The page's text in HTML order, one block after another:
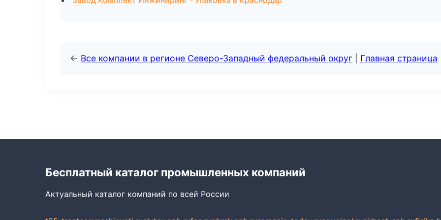
← Все компании в регионе Северо-Западный федеральный округ Главная страница
Бесплатный каталог промышленных компаний
Актуальный каталог компаний по всей России